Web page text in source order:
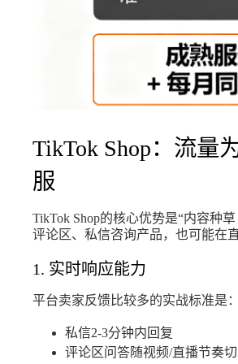
TikTok Shop：流量
服
TikTok Shop的核心优势是“内容种
评论区、私信咨询产品，也可能在
1. 实时响应能力
平台卖家反馈比较多的实战标准是：
私信2-3分钟内回复
评论区问答随视频/直播节奏